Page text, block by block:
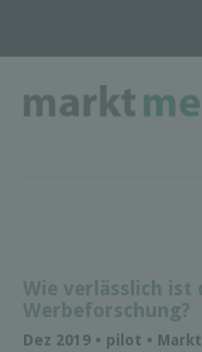
Wie verlässlich ist
Werbeforschung?
Dez 2019 • pilot •